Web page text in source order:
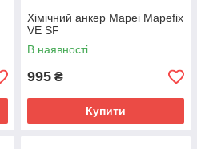
Хімічний анкер Mapei Mapefix
VE SF
В наявності
995 ₴
Купити